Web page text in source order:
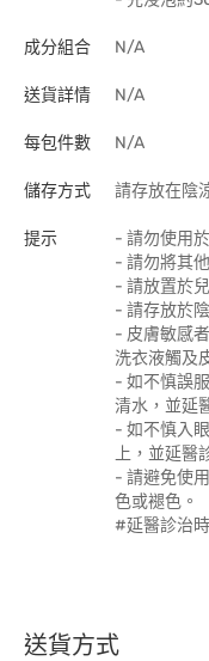
成分組合 N/A
送貨詳情 N/A
每包件數 N/A
儲存方式 請存放在陰
提示
- 請勿使用
- 請勿將其
- 請放置於
- 請存放於
- 皮膚敏感
洗衣液觸及
- 如不慎誤
清水，並延
- 如不慎入
上，並延醫
- 請避免使
色或褪色。
#延醫診治
送貨方式